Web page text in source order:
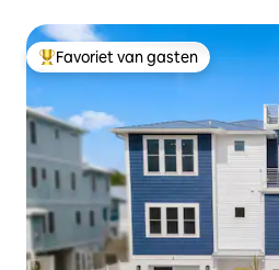
Topfavoriet van gasten
Favoriet van gasten